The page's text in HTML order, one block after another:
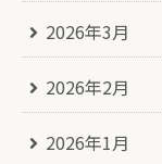
2026年3月
2026年2月
2026年1月